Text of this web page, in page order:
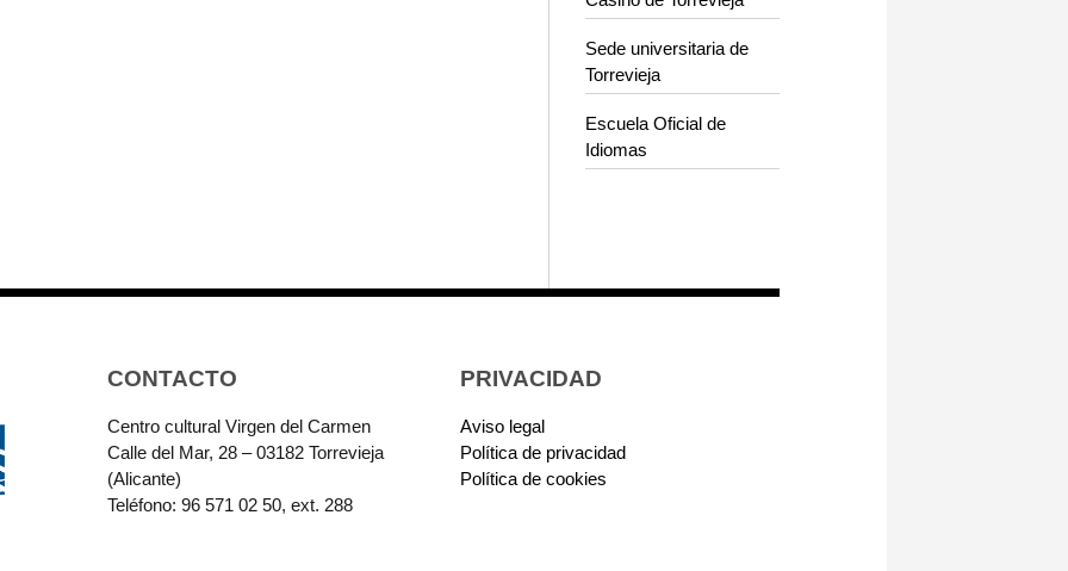
Sede universitaria de
Torrevieja
Escuela Oficial de
Idiomas
CONTACTO
Centro cultural Virgen del Carmen
Calle del Mar, 28 – 03182 Torrevieja
(Alicante)
Teléfono: 96 571 02 50, ext. 288
PRIVACIDAD
Aviso legal
Política de privacidad
Política de cookies